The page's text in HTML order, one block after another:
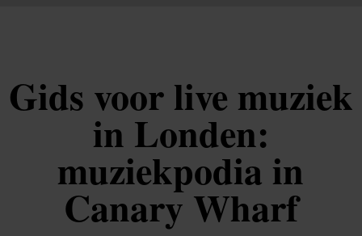
Gids voor live muziek
in Londen:
muziekpodia in
Canary Wharf